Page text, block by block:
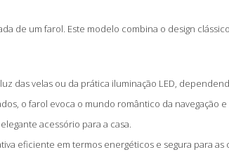
de um farol. Este modelo combina o design
das velas ou da prática iluminação LED,
o farol evoca o mundo romântico da navegação
acessório para a casa.
eficiente em termos energéticos e segura para